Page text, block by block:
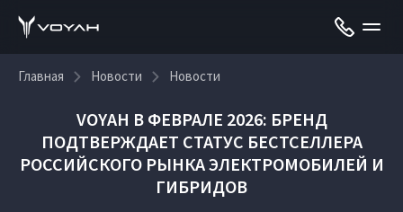
Главная Новости Новости
VOYAH В ФЕВРАЛЕ 2026: БРЕНД
ПОДТВЕРЖДАЕТ СТАТУС БЕСТСЕЛЛЕРА
РОССИЙСКОГО РЫНКА ЭЛЕКТРОМОБИЛЕЙ И
ГИБРИДОВ